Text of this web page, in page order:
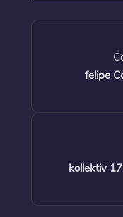
felipe
kollektiv